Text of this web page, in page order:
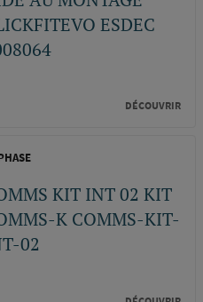
ESDEC
DÉCOUVRIR
KIT INT 02 KIT
K COMMS-KIT-
02